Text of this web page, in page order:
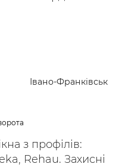
Івано-Франківськ
з профілів:
Rehau. Захисні